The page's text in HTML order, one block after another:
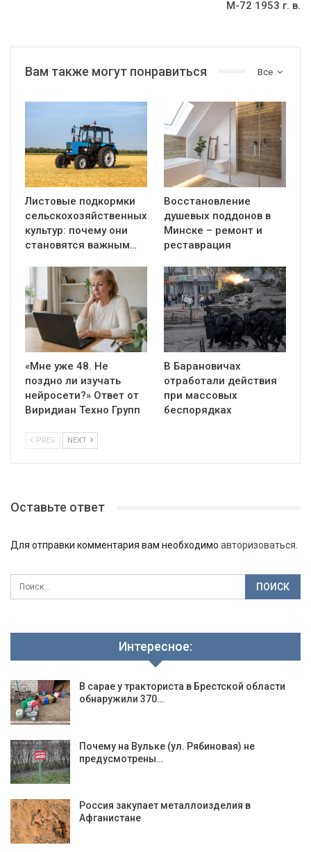
М-72 1953 г. в.
Все
Вам также могут понравиться
Листовые подкормки
сельскохозяйственных
культур: почему они
становятся важным…
Восстановление
душевых поддонов в
Минске – ремонт и
реставрация
«Мне уже 48. Не
поздно ли изучать
нейросети?» Ответ от
Виридиан Техно Групп
В Барановичах
отработали действия
при массовых
беспорядках
PREV NEXT
Оставьте ответ
Для отправки комментария вам необходимо авторизоваться
Интересное:
В сарае у тракториста в Брестской области
обнаружили 370…
Почему на Вульке (ул. Рябиновая) не
предусмотрены…
Россия закупает металлоизделия в
Афганистане